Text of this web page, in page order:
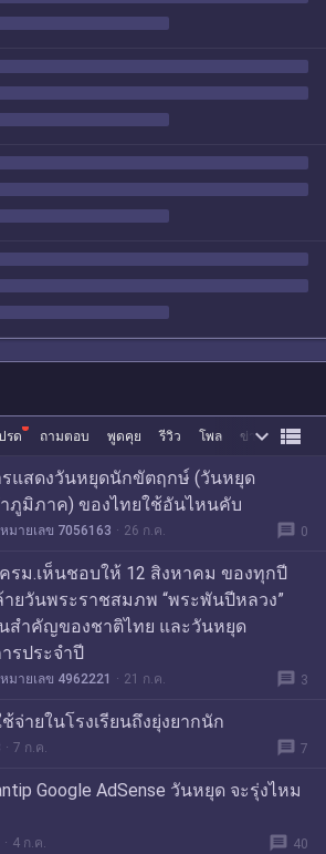
รด ถามตอบ พูดคุย รีวิว โพล ข่าว ซื้อขาย
 
รแสดงวันหยุดนักขัตฤกษ์ (วันหยุด
ภูมิภาค) ของไทยใช้อันไหนคับ
มายเลข 7056163 26 ก.ค. message 0
รม.เห็นชอบให้ 12 สิงหาคม ของทุกปี
ยวันพระราชสมภพ “พระพันปีหลวง”
สำคัญของชาติไทย และวันหยุด
รประจำปี
มายเลข 4962221 21 ก.ค. message 3
ช้จ่ายในโรงเรียนถึงยุ่งยากนัก
7 ก.ค. message 7
Google AdSense วันหยุด จะรุ่งไหม
4 ก.ค. message 40